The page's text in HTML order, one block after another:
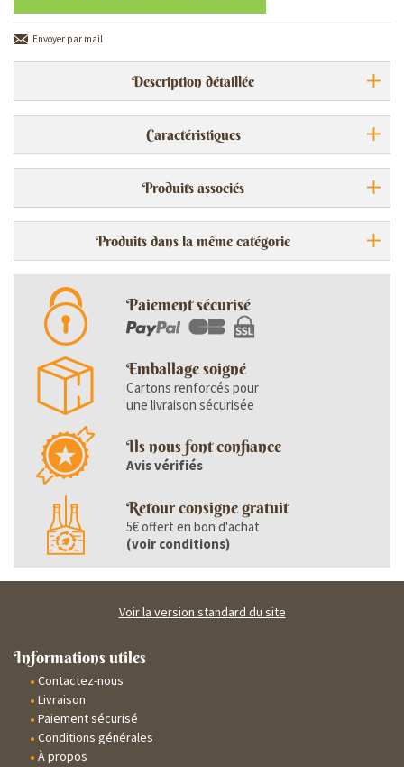
Envoyer par mail
Description détaillée
Caractéristiques
Produits associés
Produits dans la même catégorie
Paiement sécurisé
Emballage soigné
Cartons renforcés pour
une livraison sécurisée
Ils nous font confiance
Avis vérifiés
Retour consigne gratuit
5€ offert en bon d'achat
(voir conditions)
Voir la version standard du site
Informations utiles
Contactez-nous
Livraison
Paiement sécurisé
Conditions générales
À propos